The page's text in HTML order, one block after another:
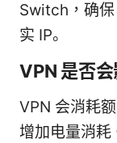
Switch，确
实 IP。
VPN 是否
VPN 会消耗
增加电量消耗